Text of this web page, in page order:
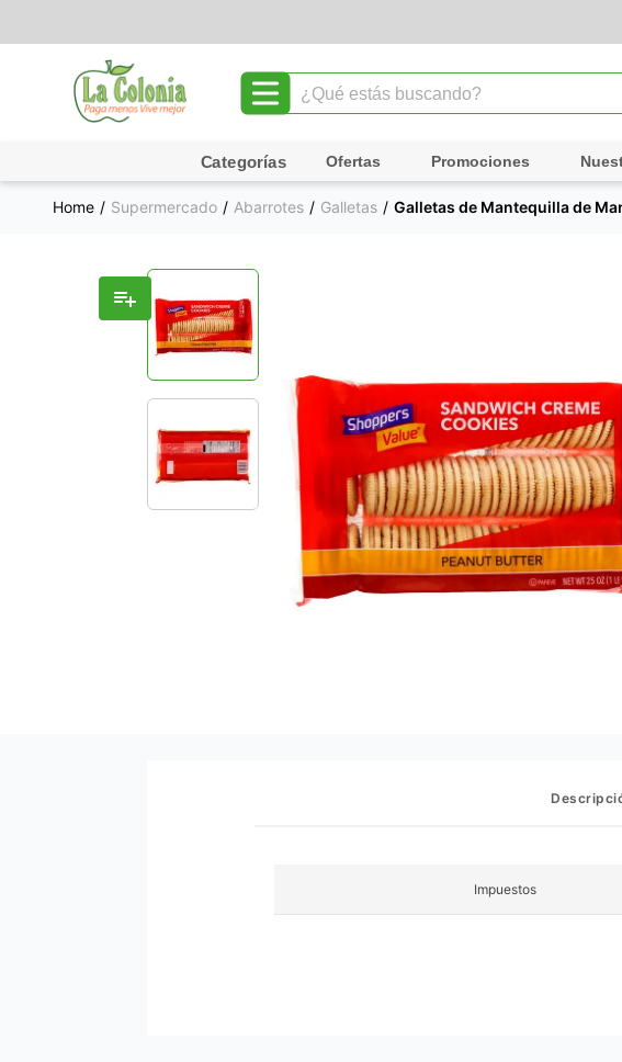
¿Qué estás buscando?
Ofertas Promociones
Supermercado Abarrotes Galletas Galletas de Mantequilla de
Impuestos
TÉRMINOS MÁS BUSCADOS
1.
leche
queso
galletas
pollo
yogurt